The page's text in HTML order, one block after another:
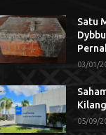
Satu
03/01/
05/09/